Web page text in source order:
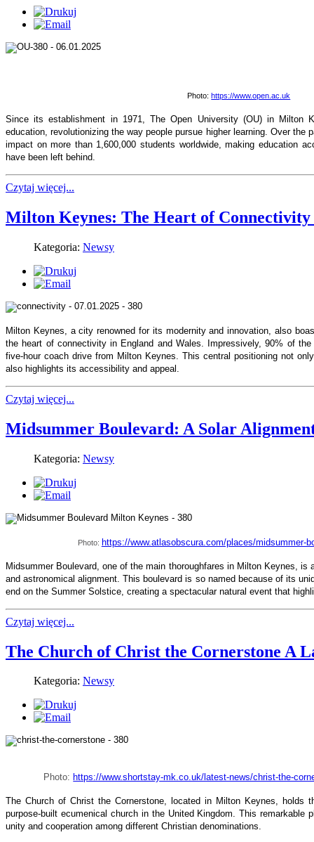
Photo:https://www.open.ac.uk
Since its establishment in 1971, The Open University (OU) in Milton
education, revolutionizing the way people pursue higher learning. Over the
impact on more than 1,600,000 students worldwide, making education
have been left behind.
Czytaj więcej...
Milton Keynes: The Heart of Connectivity
Kategoria: Newsy
Milton Keynes, a city renowned for its modernity and innovation, also
the heart of connectivity in England and Wales. Impressively, 90% of
five-hour coach drive from Milton Keynes. This central positioning not
also highlights its accessibility and appeal.
Czytaj więcej...
Midsummer Boulevard: A Solar
Kategoria: Newsy
Photo: https://www.atlasobscura.com/places/midsummer-
Midsummer Boulevard, one of the main thoroughfares in Milton Keynes, is
and astronomical alignment. This boulevard is so named because of its
end on the Summer Solstice, creating a spectacular natural event that
Czytaj więcej...
The Church of Christ the Cornerstone A
Kategoria: Newsy
Photo: https://www.shortstay-mk.co.uk/latest-news/christ-the-
The Church of Christ the Cornerstone, located in Milton Keynes, holds
purpose-built ecumenical church in the United Kingdom. This remarkable
unity and cooperation among different Christian denominations.